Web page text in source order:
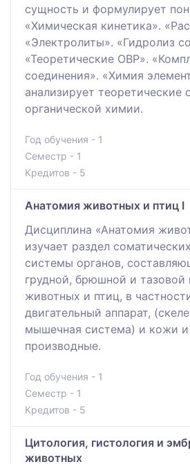
сущность и формулирует
«Химическая кинетика».
«Электролиты». «Гидролиз
«Теоретические ОВР».
соединения». «Химия
анализирует теоретические
органической химии.
Год обучения - 1
Семестр - 1
Кредитов - 5
Анатомия животных и птиц I
Дисциплина «Анатомия
изучает раздел
системы органов,
грудной, брюшной и тазовой
животных и птиц, в
двигательный аппарат,
мышечная система) и кожи и
производные.
Год обучения - 1
Семестр - 1
Кредитов - 5
Цитология, гистология и
животных